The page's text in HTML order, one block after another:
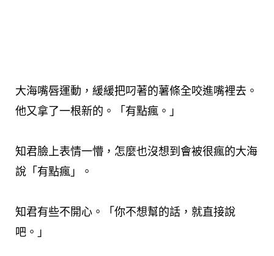
大海嘴唇運動，緩緩把叼著的薯條全咬進嘴裡去。
他又拿了一根新的。「有點瘋。」
知君臉上表情一懵，怎麼也沒想到會被很瘋的大海
說「有點瘋」。
知君有些不開心。「你不想幫的話，就直接說
吧。」